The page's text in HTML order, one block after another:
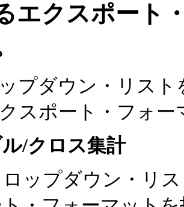
エクスポート
プダウン・リス
スポート・フォ
/クロス集計
ップダウン・リ